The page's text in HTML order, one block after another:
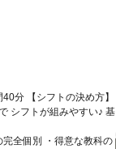
分 【シフトの決め方】
シフトが組みやすい♪ 基
全個別 ・得意な教科の